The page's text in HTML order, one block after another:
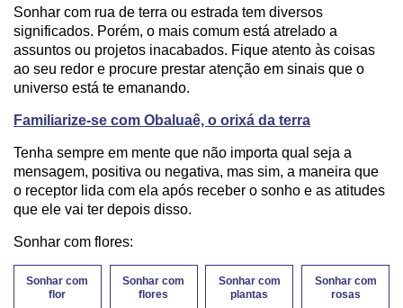
Sonhar com rua de terra ou estrada tem diversos
significados. Porém, o mais comum está atrelado a
assuntos ou projetos inacabados. Fique atento às coisas
ao seu redor e procure prestar atenção em sinais que o
universo está te emanando.
Familiarize-se com Obaluaê, o orixá da terra
Tenha sempre em mente que não importa qual seja a
mensagem, positiva ou negativa, mas sim, a maneira que
o receptor lida com ela após receber o sonho e as atitudes
que ele vai ter depois disso.
Sonhar com flores:
Sonhar com
flor
Sonhar com
flores
Sonhar com
plantas
Sonhar com
rosas